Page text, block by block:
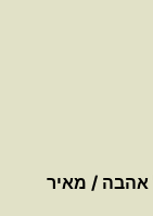
אהבה / מאיר